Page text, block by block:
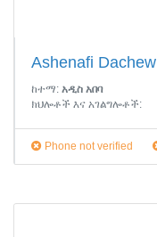
Ashenafi Dachew
ከተማ: አዲስ አበባ
ክህሎቶች እና አገልግሎቶች:
Phone not verified